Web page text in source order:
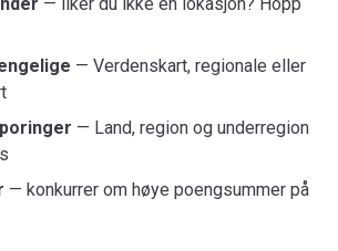
— Verdenskart, regionale eller
— Land, region og underregion
— konkurrer om høye poengsummer på